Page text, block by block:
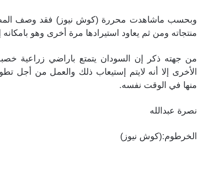
وبحسب ماشاهدت محررة (كوش نيوز) فقد وصف
منتجاته ومن ثم يعاود استيرادها مرة أخرى وهو
من جهته ذكر إن السودان يتمتع باراضي زراعية
الأخرى إلا أنه لايتم إستيعاب ذلك والعمل من أجل
منها في الوقت نفسه.
نصرة عبدالله
الخرطوم:(كوش نيوز)